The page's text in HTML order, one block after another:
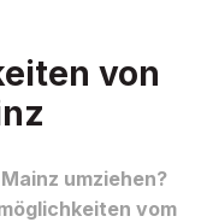
von
umziehen?
vom